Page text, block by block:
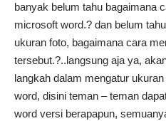
banyak belum tahu bagaimana
microsoft word.? dan belum
ukuran foto, bagaimana cara
tersebut.?..langsung aja ya,
langkah dalam mengatur
word, disini teman – teman
word versi berapapun,